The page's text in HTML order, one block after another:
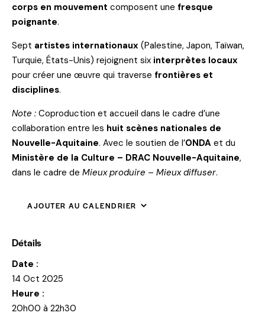
corps en mouvement composent une fresque
poignante.
Sept artistes internationaux (Palestine, Japon, Taïwan,
Turquie, États-Unis) rejoignent six interprètes locaux
pour créer une œuvre qui traverse frontières et
disciplines.
Note : Coproduction et accueil dans le cadre d’une
collaboration entre les huit scènes nationales de
Nouvelle-Aquitaine. Avec le soutien de l’ONDA et du
Ministère de la Culture – DRAC Nouvelle-Aquitaine,
dans le cadre de Mieux produire – Mieux diffuser.
AJOUTER AU CALENDRIER
Détails
Date :
14 Oct 2025
Heure :
20h00 à 22h30